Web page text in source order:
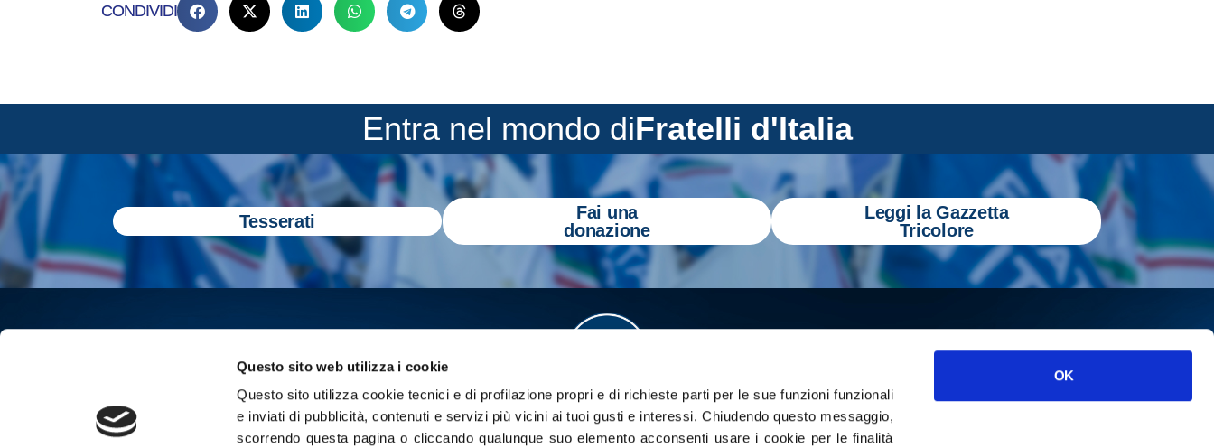
Questo sito web utilizza i cookie
Questo sito utilizza cookie tecnici e di profilazione propri e di richieste parti per le sue funzioni funzionali
e inviati di pubblicità, contenuti e servizi più vicini ai tuoi gusti e interessi.Chiudendo questo messaggio,
scorrendo questa pagina o cliccando qualunque suo elemento acconsenti usare i cookie per le finalità
OK
CONDIVIDI
Entra nel mondo diFratelli d'Italia
Tesserati
Fai una
donazione
Leggi la Gazzetta
Tricolore